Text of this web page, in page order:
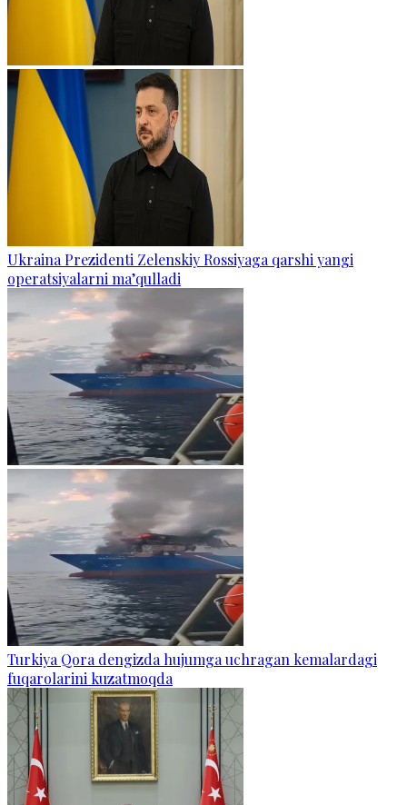
Ukraina Prezidenti Zelenskiy Rossiyaga qarshi yangi
operatsiyalarni ma’qulladi
Turkiya Qora dengizda hujumga uchragan kemalardagi
fuqarolarini kuzatmoqda